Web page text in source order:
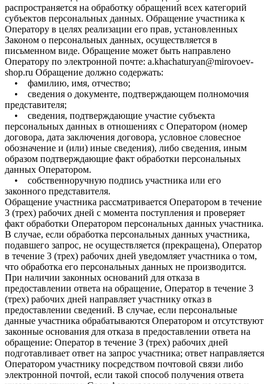
• фамилию, имя, отчество;
• сведения о документе, подтверждающем полномочия
представителя;
• сведения, подтверждающие участие субъекта
персональных данных в отношениях с Оператором (номер
договора, дата заключения договора, условное словесное
обозначение и (или) иные сведения), либо сведения, иным
образом подтверждающие факт обработки персональных
данных Оператором.
• собственноручную подпись участника или его
законного представителя.
Обращение участника рассматривается Оператором в течение
3 (трех) рабочих дней с момента поступления и проверяет
факт обработки Оператором персональных данных участника.
В случае, если обработка персональных данных участника,
подавшего запрос, не осуществляется (прекращена), Оператор
в течение 3 (трех) рабочих дней уведомляет участника о том,
что обработка его персональных данных не производится.
При наличии законных оснований для отказа в
предоставлении ответа на обращение, Оператор в течение 3
(трех) рабочих дней направляет участнику отказ в
предоставлении сведений. В случае, если персональные
данные участника обрабатываются Оператором и отсутствуют
законные основания для отказа в предоставлении ответа на
обращение: Оператор в течение З (трех) рабочих дней
подготавливает ответ на запрос участника; ответ направляется
Оператором участнику посредством почтовой связи либо
электронной почтой, если такой способ получения ответа